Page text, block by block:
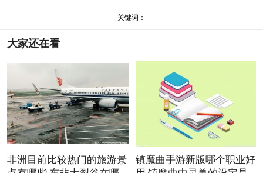
关键词：
大家还在看
非洲目前比较热门的旅游景
镇魔曲手游新版哪个职业好